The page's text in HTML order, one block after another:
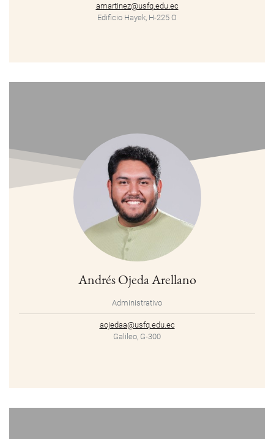
amartinez@usfq.edu.ec
Edificio Hayek, H-225 O
Andrés Ojeda Arellano
Administrativo
aojedaa@usfq.edu.ec
Galileo, G-300